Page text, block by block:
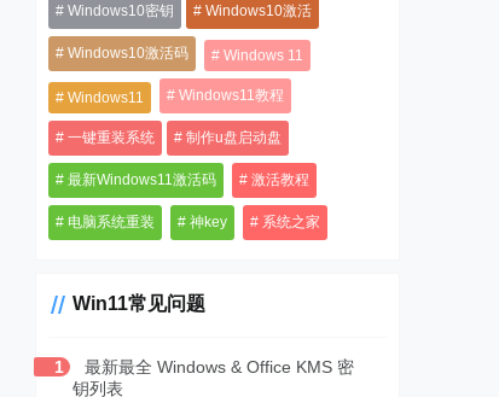
Windows10密钥 Windows10激活
Windows10激活码 Windows 11
Windows11 Windows11教程
一键重装系统 制作u盘启动盘
最新Windows11激活码 激活教程
电脑系统重装 神key 系统之家
Win11常见问题
1
最新最全 Windows & Office KMS 密
钥列表